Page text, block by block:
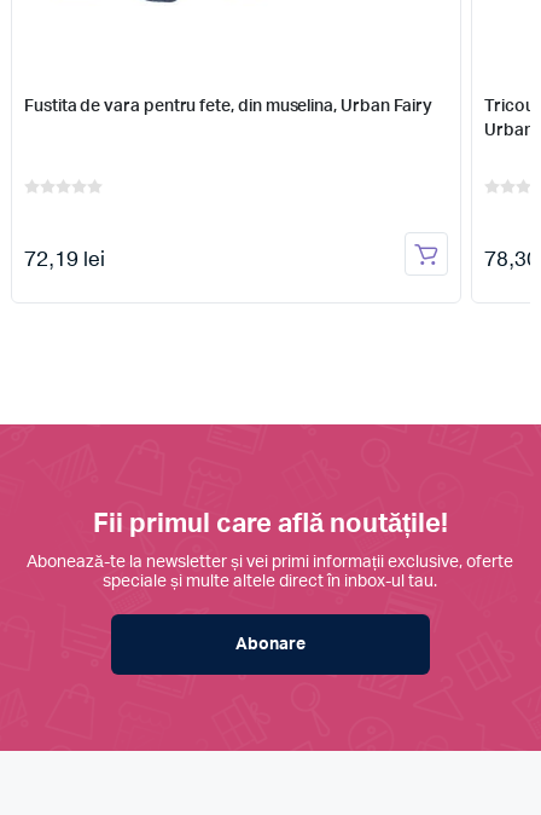
Fustita de vara pentru fete, din muselina, Urban Fairy
72,19 lei
Tricou
Urban
Fii primul care află noutățile!
Abonează-te la newsletter și vei primi informații exclusive, oferte
speciale și multe altele direct în inbox-ul tau.
Abonare